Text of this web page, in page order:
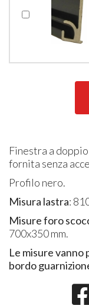
Finestra a
fornita senza
Profilo nero.
Misura lastra:
Misure foro
700x350 mm.
Le misure vanno
bordo